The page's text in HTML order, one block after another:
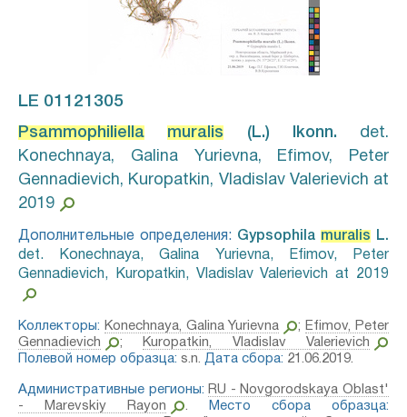
LE 01121305
Psammophiliella muralis (L.) Ikonn.⁣ det.
Konechnaya, Galina Yurievna, Efimov, Peter
Gennadievich, Kuropatkin, Vladislav Valerievich at
2019
Дополнительные определения: Gypsophila muralis L.⁣
det. Konechnaya, Galina Yurievna, Efimov, Peter
Gennadievich, Kuropatkin, Vladislav Valerievich at 2019
Коллекторы: Konechnaya, Galina Yurievna ; Efimov, Peter
Gennadievich
;
Kuropatkin, Vladislav Valerievich
Полевой номер образца: s.n. Дата сбора: 21.06.2019.
Административные регионы: RU - Novgorodskaya Oblast'
- Marevskiy Rayon
.
Место сбора образца: